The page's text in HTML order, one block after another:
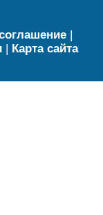
|
| Карта сайта